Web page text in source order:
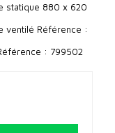
statique 880 x 620
ventilé Référence :
: 799502